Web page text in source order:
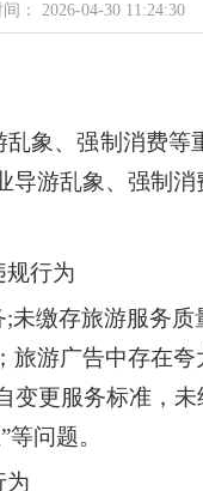
间： 2026-04-30 11:24:30
象、强制消费
导游乱象、强制
规行为
未缴存旅游服务
旅游广告中存在
变更服务标准，
问题。
为